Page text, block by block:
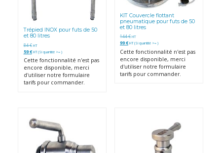
Trépied INOX pour futs de 50
et 80 litres
84€ HT
59€ HT (Si quantité >= )
Cette fonctionnalité n'est pas
encore disponible, merci
d'utiliser notre formulaire
tarifs pour commander.
KIT Couvercle flottant
pneumatique pour futs de 50
et 80 litres
144€ HT
99€ HT (Si quantité >= )
Cette fonctionnalité n'est pas
encore disponible, merci
d'utiliser notre formulaire
tarifs pour commander.